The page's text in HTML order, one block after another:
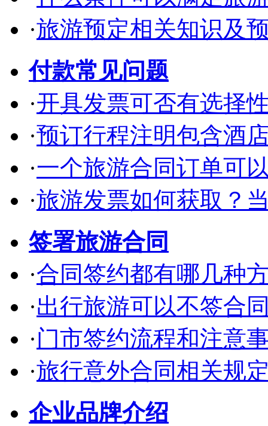
·旅游预定相关知识及
付款常见问题
·开具发票可否有选择
·预订行程注明包含酒
·一个旅游合同订单可
·旅游发票如何获取？
签署旅游合同
·合同签约都有哪几种
·出行旅游可以不签合
·门市签约流程和注意
·旅行意外合同相关规
企业品牌介绍